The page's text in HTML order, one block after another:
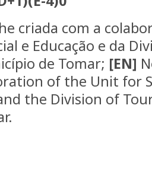
criada com a
e Educação e da
de Tomar; [EN]
of the Unit for
the Division of